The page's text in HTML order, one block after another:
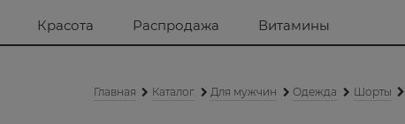
Красота Распродажа Витамины
Главная Каталог Для мужчин Одежда Шорты